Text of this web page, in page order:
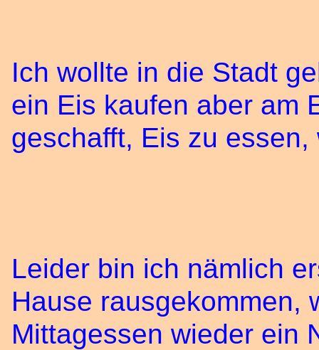
Ich wollte in die Stadt
ein Eis kaufen aber am
geschafft, Eis zu
Leider bin ich nämlich
Hause rausgekommen,
Mittagessen wieder ein